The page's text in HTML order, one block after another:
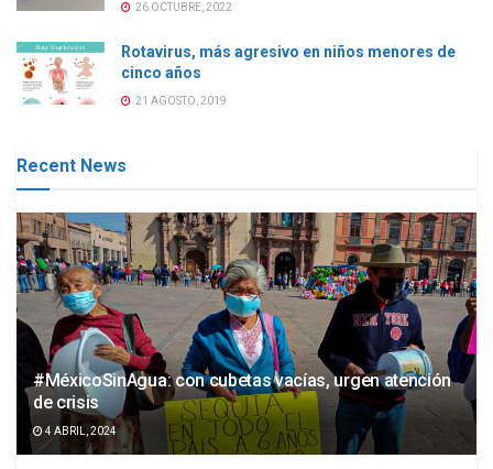
26 OCTUBRE, 2022
Rotavirus, más agresivo en niños menores de
cinco años
21 AGOSTO, 2019
Recent News
#MéxicoSinAgua: con cubetas vacías, urgen atención
de crisis
4 ABRIL, 2024